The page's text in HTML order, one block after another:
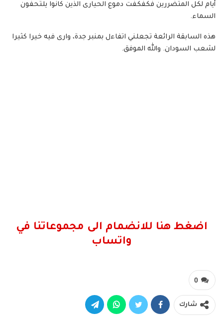
أيام لكل المتضررين فكفكفت دموع الحيارى الذين كانوا يلتحفون
السماء.
هذه السابقة الرائعة تجعلني اتفاءل بمنبر جدة، وارى فيه خيرا كثيرا
لشعب السودان. والله الموفق.
اضغط هنا للانضمام الى مجموعاتنا في
واتساب
0
شارك